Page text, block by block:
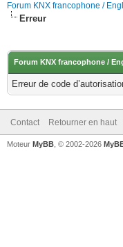
Forum KNX francophone /
Erreur
Forum KNX francophone /
Erreur de code
Contact Retourner en haut
Moteur MyBB , © 2002-2026